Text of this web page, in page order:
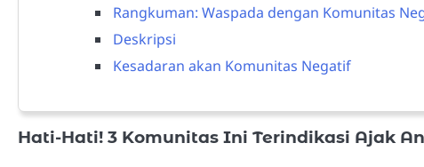
Rangkuman: Waspada dengan Komunitas
Deskripsi
Kesadaran akan Komunitas Negatif
Hati-Hati! 3 Komunitas Ini Terindikasi Ajak